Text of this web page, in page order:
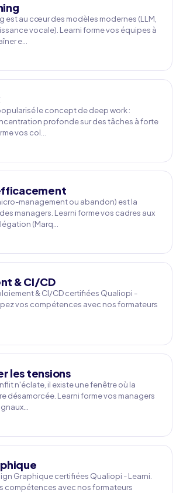
est au cœur des modèles modernes (LLM,
vocale). Learni forme vos équipes à
e…
le concept de deep work :
profonde sur des tâches à forte
vos col…
management ou abandon) est la
managers. Learni forme vos cadres aux
(Marq…
& CI/CD
& CI/CD certifiées Qualiopi -
vos compétences avec nos formateurs
les tensions
n'éclate, il existe une fenêtre où la
désamorcée. Learni forme vos managers
Graphique certifiées Qualiopi - Learni.
compétences avec nos formateurs